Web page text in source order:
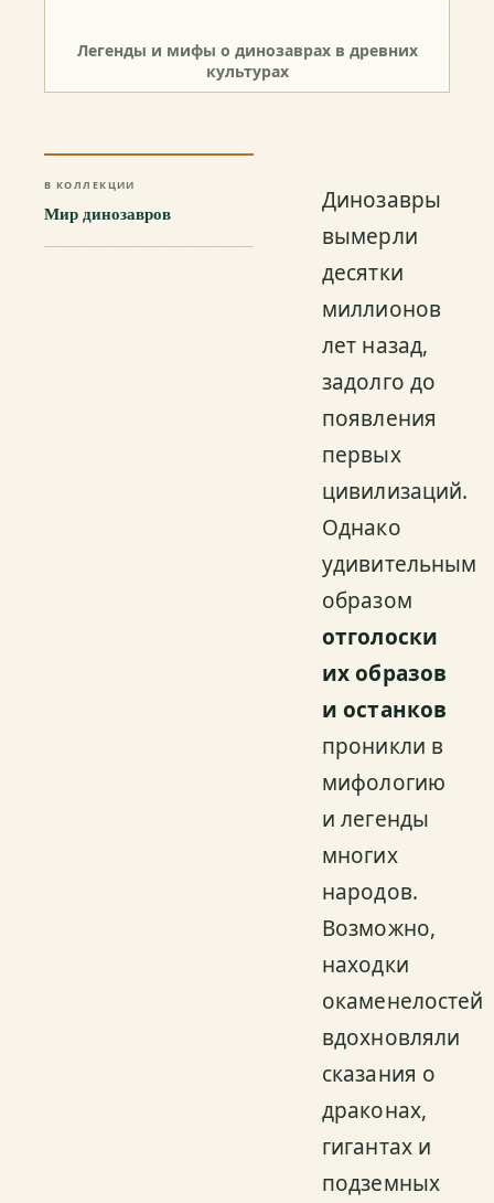
Легенды и мифы о динозаврах в древних
культурах
В КОЛЛЕКЦИИ
Мир динозавров
Динозавры
вымерли
десятки
миллионов
лет назад,
задолго до
появления
первых
цивилизаций.
Однако
удивительным
образом
отголоски
их образов
и останков
проникли в
мифологию
и легенды
многих
народов.
Возможно,
находки
окаменелостей
вдохновляли
сказания о
драконах,
гигантах и
подземных